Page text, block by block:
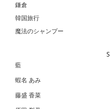
鎌倉
韓国旅行
魔法のシャンプー
藍
蝦名 あみ
藤盛 香菜